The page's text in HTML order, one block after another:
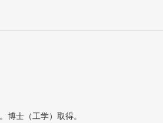
博士（工学）取得。